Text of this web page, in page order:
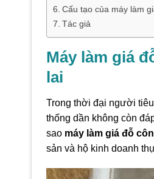
Cấu tạo của máy làm
Tác giả
Máy làm giá
lai
Trong thời đại người
thống dần không còn
sao máy làm giá đỗ
sản và hộ kinh doanh